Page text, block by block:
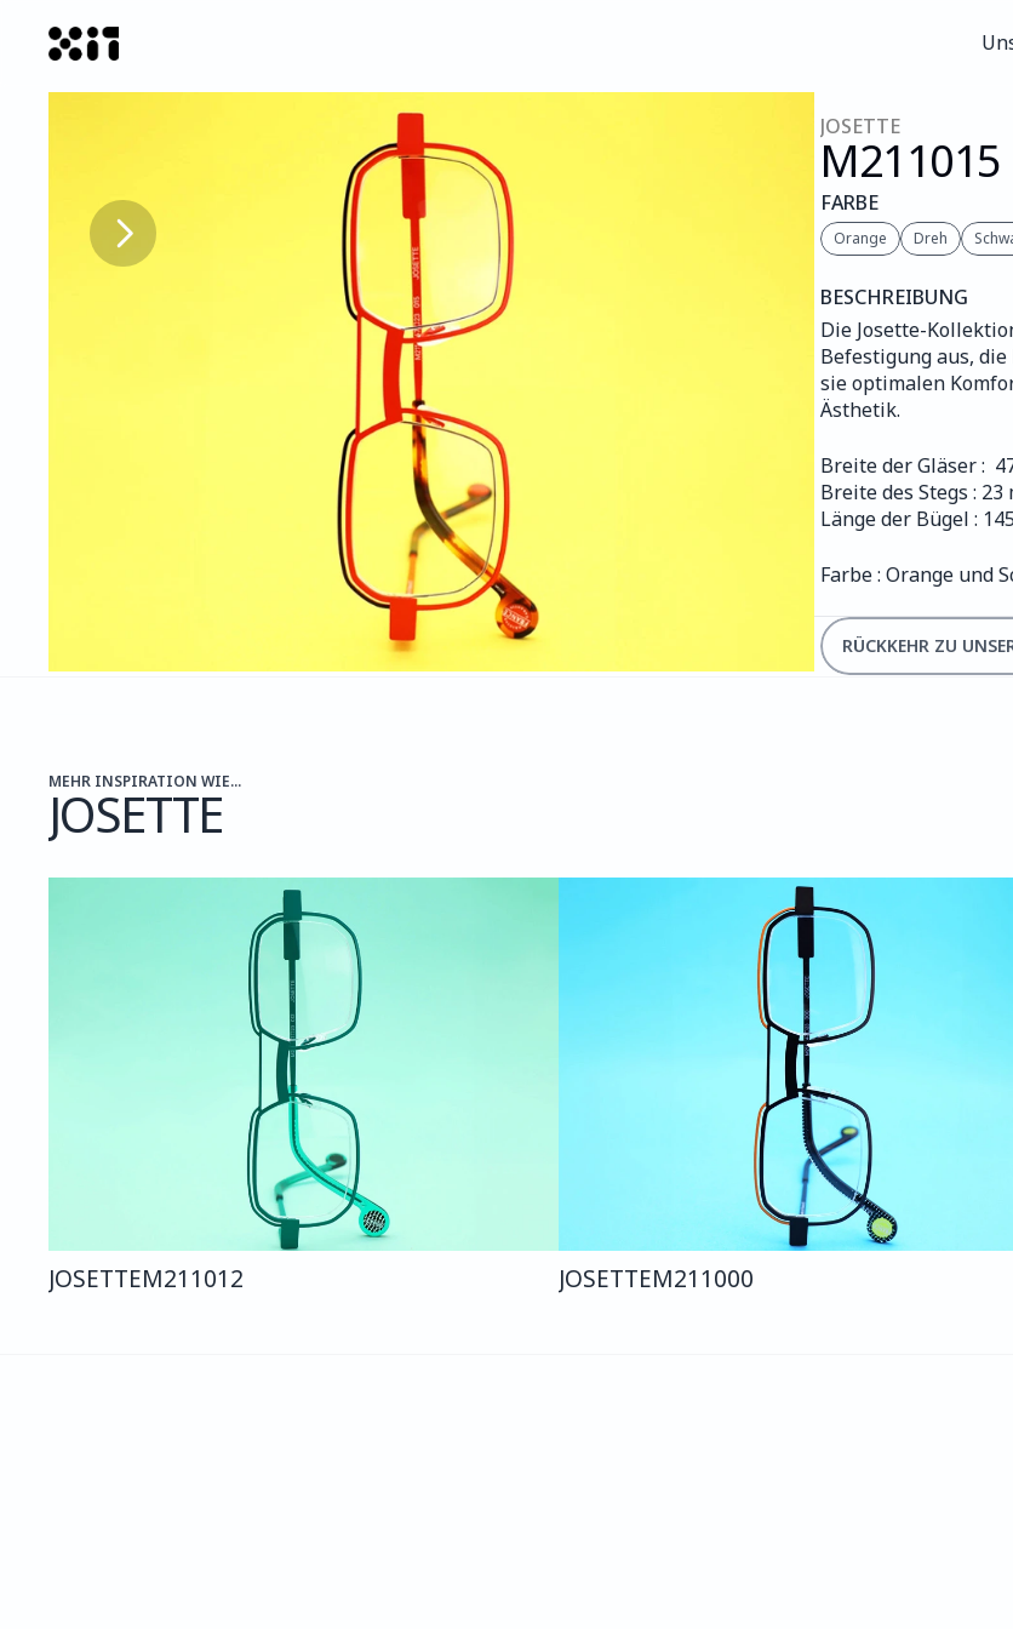
JOSETTE
M211015
FARBE
Orange Dreh
BESCHREIBUNG
Die Josette-
Befestigung aus,
sie optimalen
Ästhetik.
Breite der Gläser :
Breite des Stegs : 23
Länge der Bügel :
Farbe : Orange und
RÜCKKEHR ZU
MEHR INSPIRATION WIE...
JOSETTE
JOSETTEM211012 JOSETTEM211000